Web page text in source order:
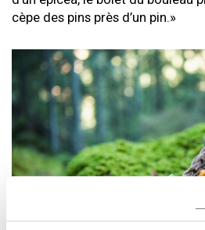
cèpe des pins près d’un pin.»